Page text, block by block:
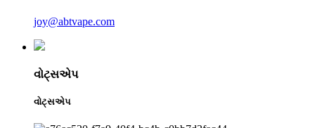
joy@abtvape.com
વોટ્સએપ
વોટ્સએપ